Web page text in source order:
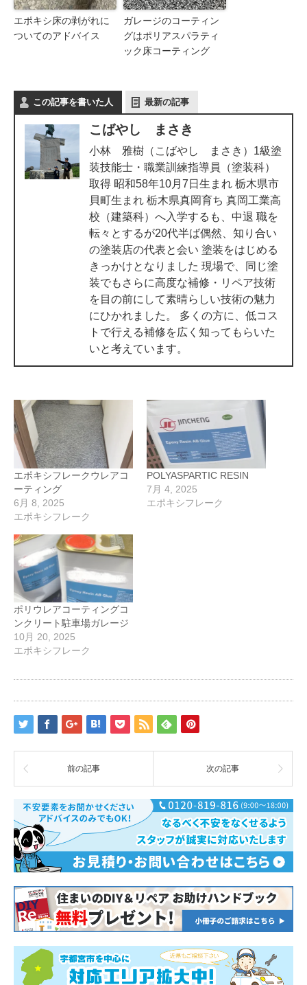
エポキシ床の剥がれに
ついてのアドバイス
ガレージのコーティン
グはポリアスパラティ
ック床コーティング
この記事を書いた人 最新の記事
こばやし まさき
小林 雅樹（こばやし まさき）1級塗
装技能士・職業訓練指導員（塗装科）
取得 昭和58年10月7日生まれ 栃木県市
貝町生まれ 栃木県真岡育ち 真岡工業高
校（建築科）へ入学するも、中退 職を
転々とするが20代半ば偶然、知り合い
の塗装店の代表と会い 塗装をはじめる
きっかけとなりました 現場で、同じ塗
装でもさらに高度な補修・リペア技術
を目の前にして素晴らしい技術の魅力
にひかれました。 多くの方に、低コス
トで行える補修を広く知ってもらいた
いと考えています。
エポキシフレークウレアコ
ーティング
6月 8, 2025
エポキシフレーク
POLYASPARTIC RESIN
7月 4, 2025
エポキシフレーク
ポリウレアコーティングコ
ンクリート駐車場ガレージ
10月 20, 2025
エポキシフレーク
前の記事 次の記事